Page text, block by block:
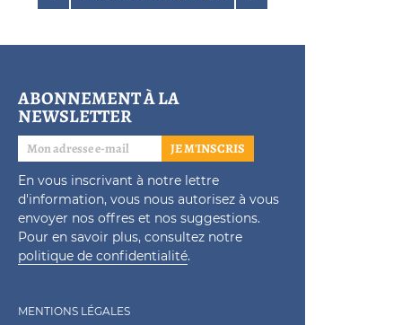
ABONNEMENT À LA
NEWSLETTER
JE M'INSCRIS
En vous inscrivant à notre lettre
d'information, vous nous autorisez à vous
envoyer nos offres et nos suggestions.
Pour en savoir plus, consultez notre
politique de confidentialité.
MENTIONS LÉGALES